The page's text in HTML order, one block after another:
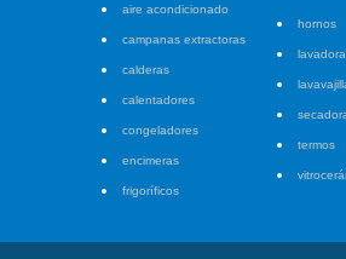
aire acondicionado
campanas extractoras
calderas
calentadores
congeladores
encimeras
frigoríficos
hornos
termos